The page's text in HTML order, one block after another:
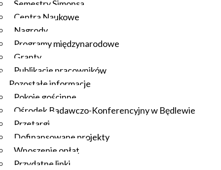
Semestry Simonsa
Centra Naukowe
Nagrody
Programy międzynarodowe
Granty
Publikacje pracowników
Pozostałe informacje
Pokoje gościnne
Ośrodek Badawczo-Konferencyjny w Będlewie
Przetargi
Dofinansowane projekty
Wnoszenie opłat
Przydatne linki